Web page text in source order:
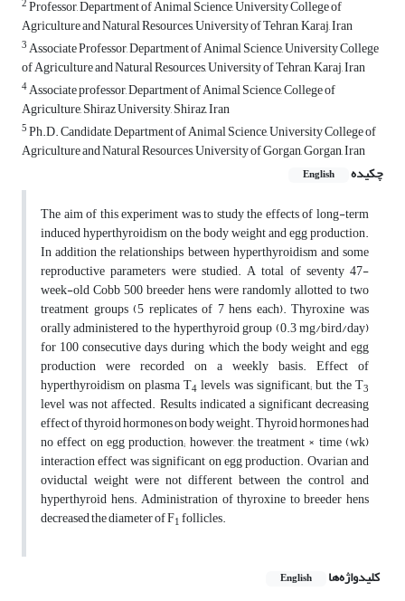
2Professor, Department of Animal Science, University College of
Agriculture and Natural Resources, University of Tehran, Karaj, Iran
3Associate Professor, Department of Animal Science, University College
of Agriculture and Natural Resources, University of Tehran, Karaj, Iran
4Associate professor, Department of Animal Science, College of
Agriculture, Shiraz University, Shiraz, Iran
5Ph.D. Candidate, Department of Animal Science, University College of
Agriculture and Natural Resources, University of Gorgan, Gorgan, Iran
چکیده
English
The aim of this experiment was to study the effects of long-term
induced hyperthyroidism on the body weight and egg production.
In addition the relationships between hyperthyroidism and some
reproductive parameters were studied. A total of seventy 47-
week-old Cobb 500 breeder hens were randomly allotted to two
treatment groups (5 replicates of 7 hens each). Thyroxine was
orally administered to the hyperthyroid group (0.3 mg/bird/day)
for 100 consecutive days during which the body weight and egg
production were recorded on a weekly basis. Effect of
hyperthyroidism on plasma T4 levels was significant; but, the T3
level was not affected. Results indicated a significant decreasing
effect of thyroid hormones on body weight. Thyroid hormones had
no effect on egg production; however, the treatment × time (wk)
interaction effect was significant on egg production. Ovarian and
oviductal weight were not different between the control and
hyperthyroid hens. Administration of thyroxine to breeder hens
decreased the diameter of F1follicles.
کلیدواژه‌ها English